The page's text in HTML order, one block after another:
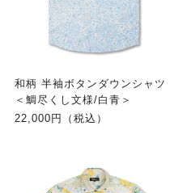
和柄 半袖ボタンダウンシャツ
＜鯛尽くし文様/白青＞
22,000円（税込）